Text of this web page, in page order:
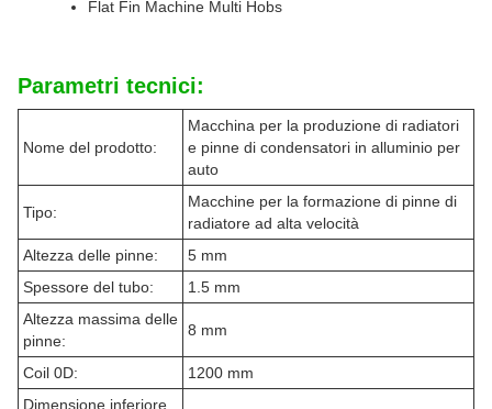
Flat Fin Machine Multi Hobs
Parametri tecnici:
Nome del prodotto:
Macchina per la produzione di radiatori
e pinne di condensatori in alluminio per
auto
Tipo:
Macchine per la formazione di pinne di
radiatore ad alta velocità
Altezza delle pinne:
5 mm
Spessore del tubo:
1.5 mm
Altezza massima delle
pinne:
8 mm
Coil 0D:
1200 mm
Dimensione inferiore